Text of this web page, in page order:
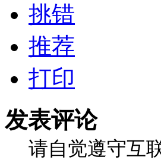
挑错
推荐
打印
发表评论
请自觉遵守互